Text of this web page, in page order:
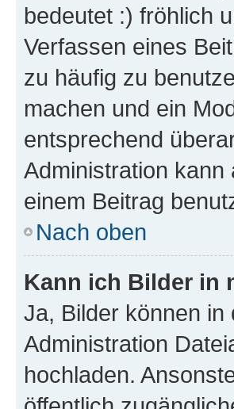
bedeutet :) fröhlich
Verfassen eines
zu häufig zu
machen und ein
entsprechend
Administration kann
einem Beitrag
Nach oben
Kann ich Bilder in
Ja, Bilder können in
Administration
hochladen.